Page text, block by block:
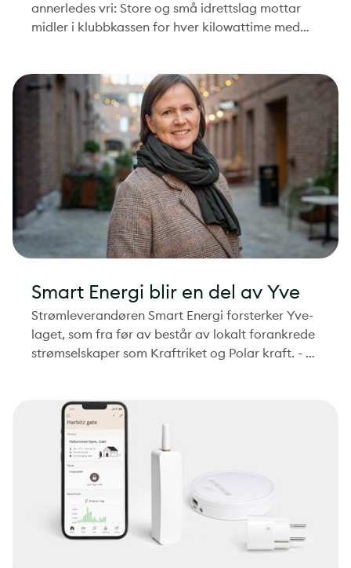
annerledes vri: Store og små idrettslag mottar
midler i klubbkassen for hver kilowattime med
Smart Energi blir en del av Yve
Strømleverandøren Smart Energi forsterker Yve-
laget, som fra før av består av lokalt forankrede
strømselskaper som Kraftriket og Polar kraft. - Vi
mulig for oss å levere bedre til våre kunder, sier
daglig leder i Smart Energi, Hilde Bekkevard.